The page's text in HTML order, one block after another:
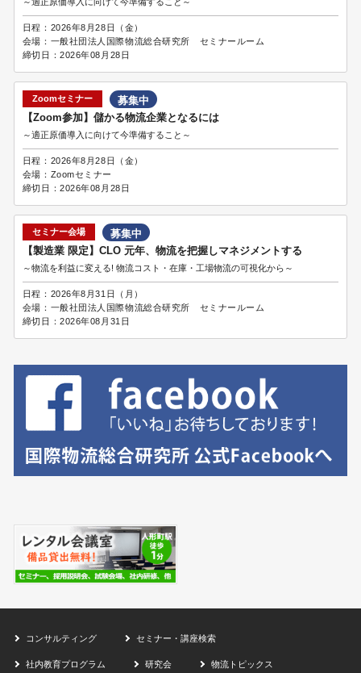
日程： 2026年8月28日（金）
会場： 一般社団法人国際物流総合研究所 セミナールーム
締切日：2026年08月28日
Zoomセミナー
募集中
【Zoom参加】儲かる物流企業となるには
～適正原価導入に向けて今準備すること～
日程： 2026年8月28日（金）
会場： Zoomセミナー
締切日：2026年08月28日
セミナー会場
募集中
【製造業 限定】CLO 元年、物流を把握しマネジメントする
～物流を利益に変える! 物流コスト・在庫・工場物流の可視化から～
日程： 2026年8月31日（月）
会場： 一般社団法人国際物流総合研究所 セミナールーム
締切日：2026年08月31日
コンサルティング セミナー・講座検索
社内教育プログラム 研究会 物流トピックス